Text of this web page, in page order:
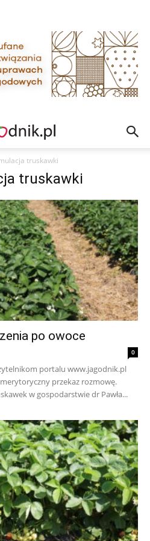
truskawki
truskawki
po owoce
0
portalu www.jagodnik.pl
przekaz rozmowę.
w gospodarstwie dr Pawła...